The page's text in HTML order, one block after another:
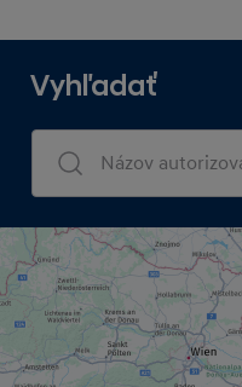
Vyhľadať
Dealers Search